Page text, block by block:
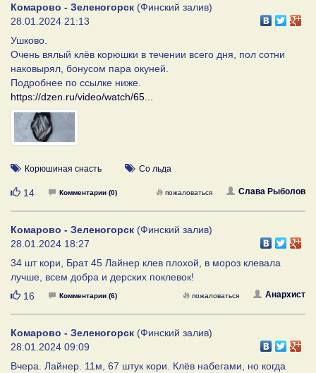
Комарово - Зеленогорск (Финский залив)
28.01.2024 21:13
Ушково.
Очень вялый клёв корюшки в течении всего дня, пол сотни
наковырял, бонусом пара окуней.
Подробнее по ссылке ниже.
https://dzen.ru/video/watch/65...
Корюшиная снасть Со льда
Нравится
14 Комментарии (0) Слава Рыболов
пожаловаться
Комарово - Зеленогорск (Финский залив)
28.01.2024 18:27
34 шт кори, Брат 45 Лайнер клев плохой, в мороз клевала
лучше, всем добра и дерских поклевок!
Нравится
16 Комментарии (6) Анархист
пожаловаться
Комарово - Зеленогорск (Финский залив)
28.01.2024 09:09
Вчера. Лайнер. 11м, 67 штук кори. Клёв набегами, но когда